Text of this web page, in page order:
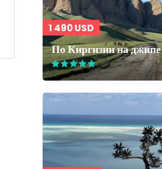
1 490 USD
По Киргизии на джипе